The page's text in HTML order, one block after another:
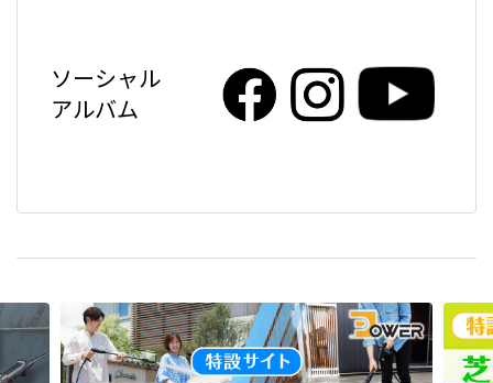
ソーシャル
アルバム